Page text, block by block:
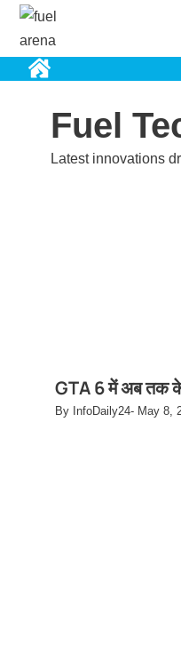
Fuel
Latest innovations
GTA 6 में अब तक
By InfoDaily24- May 8,